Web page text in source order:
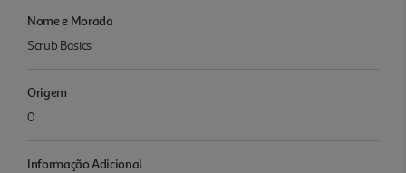
Nome e Morada
Scrub Basics
Origem
0
Informação Adicional